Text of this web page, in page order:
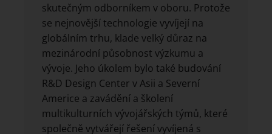
skutečným odborníkem v oboru. Protože
se nejnovější technologie vyvíjejí na
globálním trhu, klade velký důraz na
mezinárodní působnost výzkumu a
vývoje. Jeho úkolem bylo také budování
R&D Design Center v Asii a Severní
Americe a zavádění a školení
multikulturních vývojářských týmů, které
společně vytvářejí řešení vyvíjená s